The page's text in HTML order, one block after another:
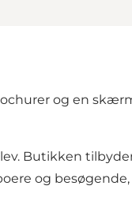
og en
Butikken
og